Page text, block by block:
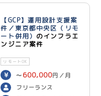
【GCP】運用設計支援案
件／東京都中央区（リモ
ート併用） のインフラエ
ンジニア案件
リモートOK
〜 600,000円／月
フリーランス